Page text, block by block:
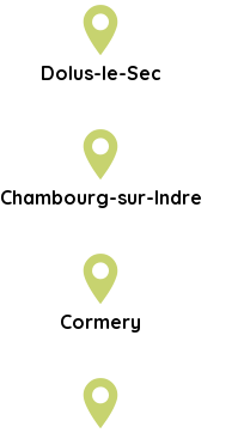
Dolus-le-Sec
Chambourg-sur-Indre
Cormery